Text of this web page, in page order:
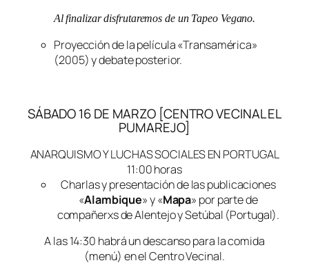
Al finalizar disfrutaremos de un Tapeo Vegano.
Proyección de la película «Transamérica»
(2005) y debate posterior.
SÁBADO 16 DE MARZO [CENTRO VECINAL EL
PUMAREJO]
ANARQUISMO Y LUCHAS SOCIALES EN PORTUGAL
11:00 horas
Charlas y presentación de las publicaciones
«Alambique» y «Mapa» por parte de
compañerxs de Alentejo y Setúbal (Portugal).
A las 14:30 habrá un descanso para la comida
(menú) en el Centro Vecinal.